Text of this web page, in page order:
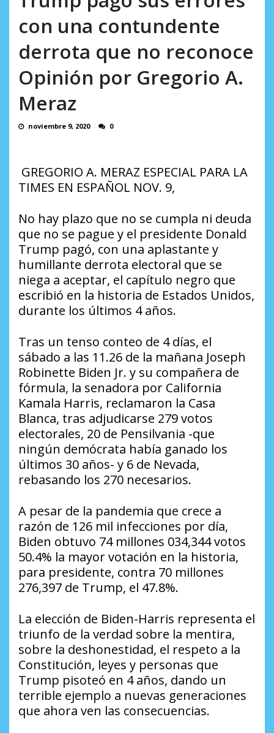
con una contundente
derrota que no reconoce
Opinión por Gregorio A.
Meraz
noviembre 9, 2020 0
GREGORIO A. MERAZ ESPECIAL PARA LA
TIMES EN ESPAÑOL NOV. 9,
No hay plazo que no se cumpla ni deuda
que no se pague y el presidente Donald
Trump pagó, con una aplastante y
humillante derrota electoral que se
niega a aceptar, el capítulo negro que
escribió en la historia de Estados Unidos,
durante los últimos 4 años.
Tras un tenso conteo de 4 días, el
sábado a las 11.26 de la mañana Joseph
Robinette Biden Jr. y su compañera de
fórmula, la senadora por California
Kamala Harris, reclamaron la Casa
Blanca, tras adjudicarse 279 votos
electorales, 20 de Pensilvania -que
ningún demócrata había ganado los
últimos 30 años- y 6 de Nevada,
rebasando los 270 necesarios.
A pesar de la pandemia que crece a
razón de 126 mil infecciones por día,
Biden obtuvo 74 millones 034,344 votos
50.4% la mayor votación en la historia,
para presidente, contra 70 millones
276,397 de Trump, el 47.8%.
La elección de Biden-Harris representa el
triunfo de la verdad sobre la mentira,
sobre la deshonestidad, el respeto a la
Constitución, leyes y personas que
Trump pisoteó en 4 años, dando un
terrible ejemplo a nuevas generaciones
que ahora ven las consecuencias.